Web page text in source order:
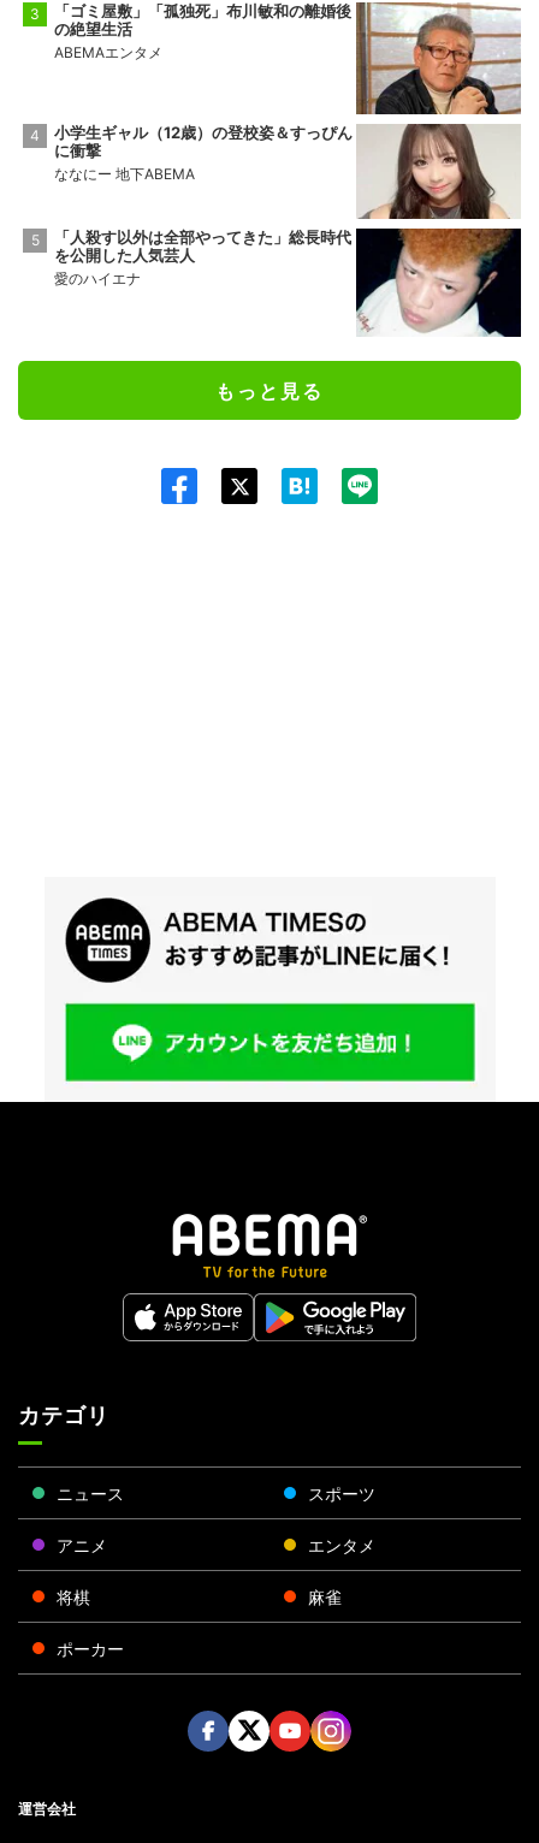
「ゴミ屋敷」「孤独死」布川敏和の離婚後
の絶望生活
ABEMAエンタメ
小学生ギャル（12歳）の登校姿＆すっぴん
に衝撃
ななにー 地下ABEMA
「人殺す以外は全部やってきた」総長時代
を公開した人気芸人
愛のハイエナ
もっと見る
カテゴリ
ニュース スポーツ
アニメ エンタメ
将棋 麻雀
ポーカー
運営会社